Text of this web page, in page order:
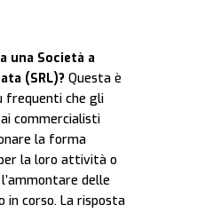
una Società a
(SRL)? Questa è
frequenti che gli
commercialisti
la forma
la loro attività o
delle
in corso. La risposta